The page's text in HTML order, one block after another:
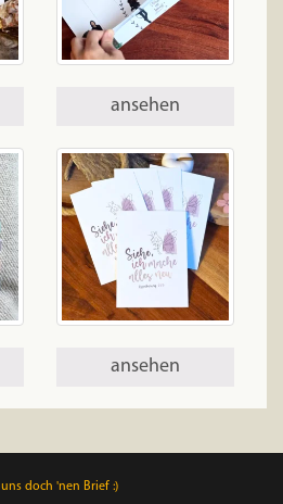
ansehen
ansehen
doch 'nen Brief :)